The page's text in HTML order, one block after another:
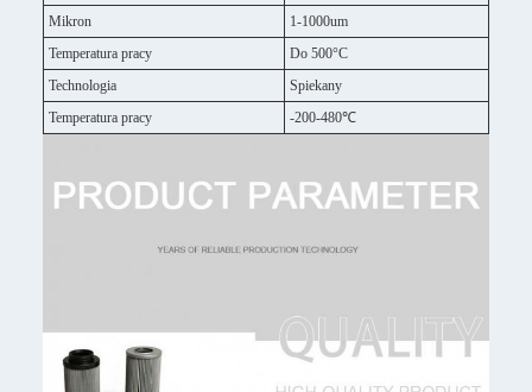
Mikron
1-1000um
Temperatura pracy
Do 500°C
Technologia
Spiekany
Temperatura pracy
-200-480℃